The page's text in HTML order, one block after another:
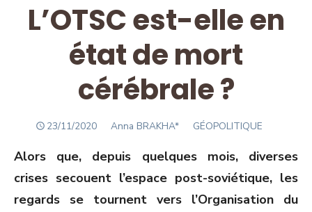
L’OTSC est-elle en
état de mort
cérébrale ?
POSTED
23/11/2020 Author
Anna BRAKHA* GÉOPOLITIQUE
Alors que, depuis quelques mois, diverses
crises secouent l’espace post-soviétique, les
regards se tournent vers l’Organisation du